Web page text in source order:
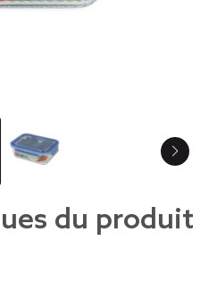
du produit